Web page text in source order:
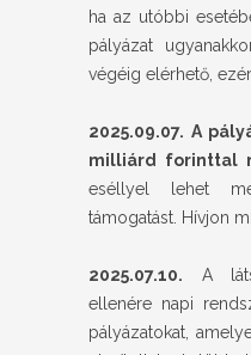
ha az utóbbi
pályázat
végéig elérhető,
2025.09.07. A
milliárd forinttal
eséllyel lehet
támogatást. Hívjon
2025.07.10. A
ellenére napi
pályázatokat,